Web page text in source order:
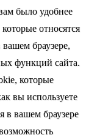
было удобнее
относятся
браузере,
функций сайта.
которые
вы используете
в вашем браузере